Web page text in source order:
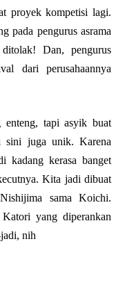
proyek kompetisi lagi.
pada pengurus asrama
Dan, pengurus
dari perusahaannya
enteng, tapi asyik buat
sini juga unik. Karena
kadang kerasa banget
Kita jadi dibuat
sama Koichi.
yang diperankan
nih